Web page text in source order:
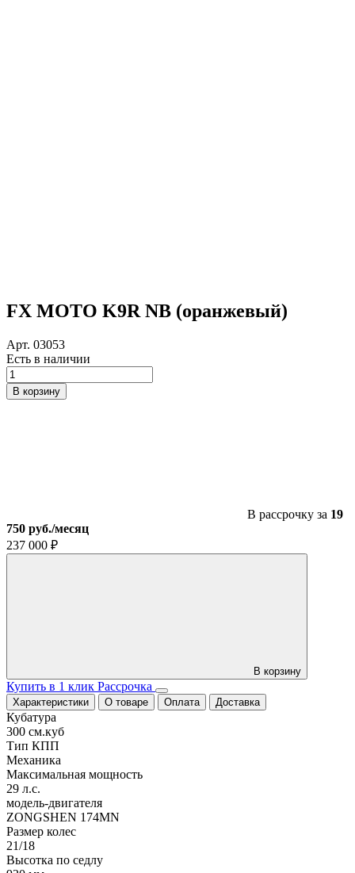
FX MOTO K9R NB (оранжевый)
Арт. 03053
Есть в наличии
Количество
товара
FX
В корзину
В рассрочку за 19
750 руб./месяц
237 000 ₽
В корзину
Купить в 1 клик Рассрочка
Характеристики О товаре Оплата Доставка
Кубатура
300 см.куб
Тип КПП
Механика
Максимальная мощность
29 л.с.
модель-двигателя
ZONGSHEN 174MN
Размер колес
21/18
Высотка по седлу